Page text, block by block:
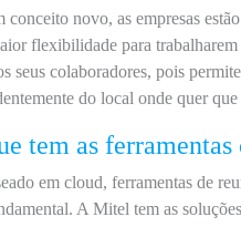
novo, as empresas
flexibilidade para
seus colaboradores, pois
do local onde quer
tem as
em cloud, ferramentas de
A Mitel tem as